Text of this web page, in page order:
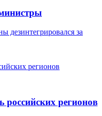
дезинтегрировался за
российских регионов